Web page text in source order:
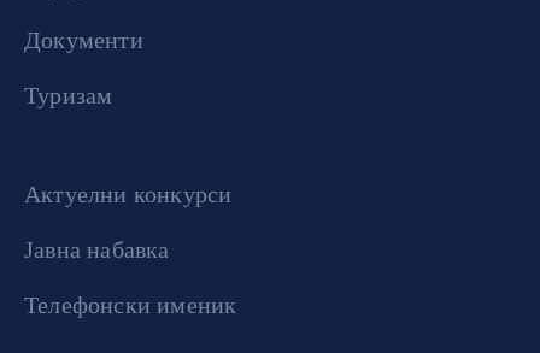
Документи
Туризам
Актуелни конкурси
Јавна набавка
Телефонски именик